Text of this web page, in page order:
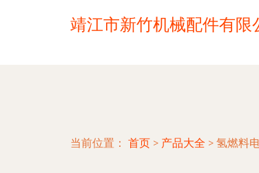
靖江市新竹机械配件有限
当前位置： 首页 > 产品大全 > 氢燃料